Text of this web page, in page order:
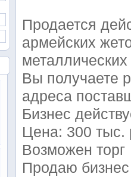
Продается
армейских
Вы получаете
адреса
Бизнес
Цена: 300 тыс.
Возможен торг
Продаю